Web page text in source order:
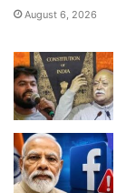
August 6, 2026